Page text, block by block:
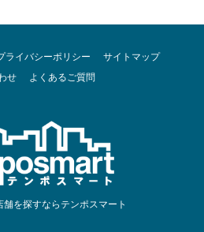
ライバシーポリシー
サイトマップ
せ
よくあるご質問
舗を探すならテンポスマート